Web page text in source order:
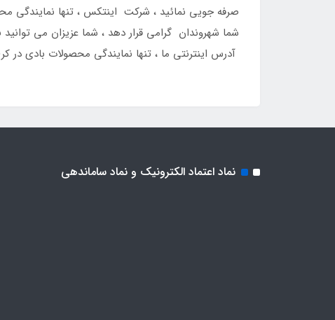
آدرس اینترنتی ما ، تنها نمایندگی محصولات بادی
نماد اعتماد الکترونیک و نماد ساماندهی